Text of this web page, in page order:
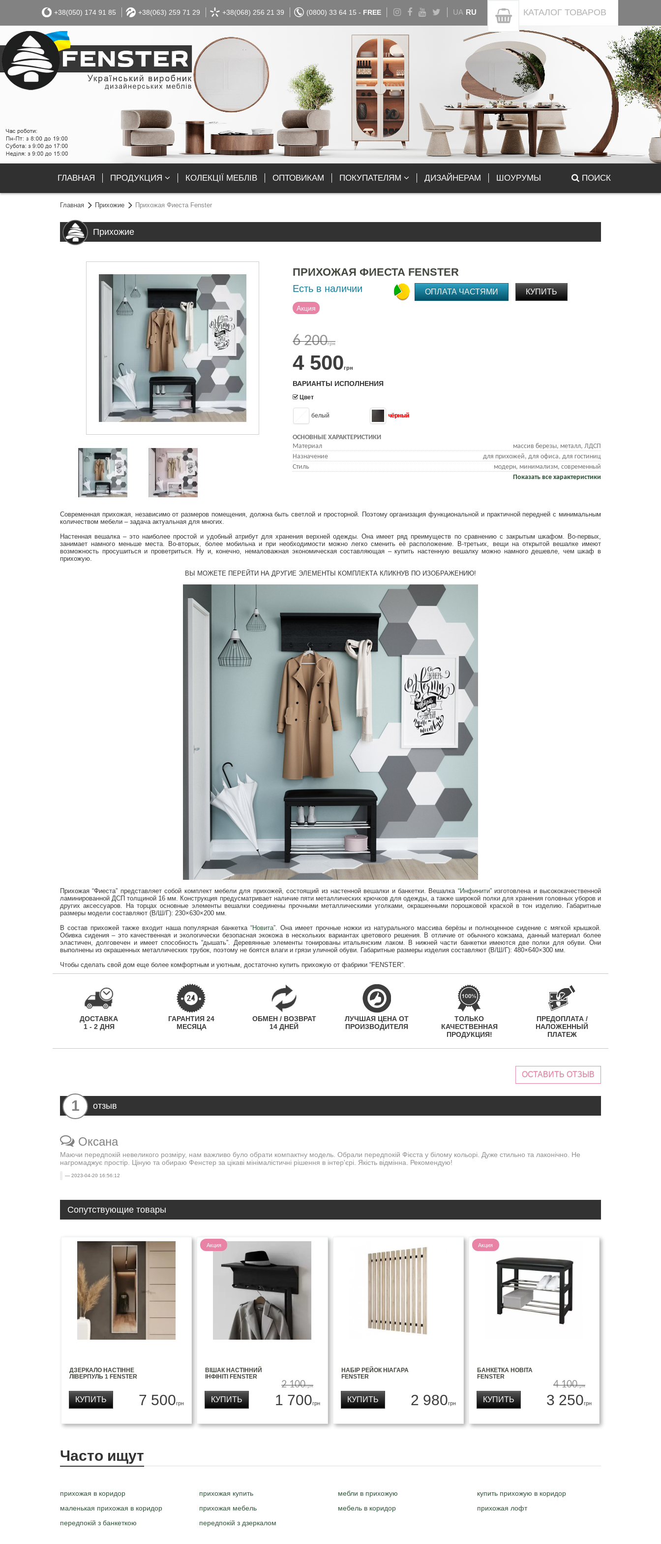
+38(050) 174 91 85 +38(063) 259 71 29 +38(068) 256 21 39 (0800) 33 64 15 - FREE UA RU КАТАЛОГ ТОВАРОВ
ГЛАВНАЯ ПРОДУКЦИЯ КОЛЕКЦІЇ МЕБЛІВ ОПТОВИКАМ ПОКУПАТЕЛЯМ ДИЗАЙНЕРАМ ШОУРУМЫ ПОИСК
Главная Прихожие Прихожая Фиеста Fenster
Прихожие
ПРИХОЖАЯ ФИЕСТА FENSTER
Есть в наличии
Акция
6 200грн
4 500грн
ОПЛАТА ЧАСТЯМИ КУПИТЬ
ВАРИАНТЫ ИСПОЛНЕНИЯ
Цвет
белый чёрный
ОСНОВНЫЕ ХАРАКТЕРИСТИКИ
Материал
массив березы, металл, ЛДСП
Назначение
для прихожей, для офиса, для гостиниц
Стиль
модерн, минимализм, современный
Показать все характеристики
Современная прихожая, независимо от размеров помещения, должна быть светлой и просторной. Поэтому организация функциональной и практичной передней с минимальным
количеством мебели – задача актуальная для многих.
Настенная вешалка – это наиболее простой и удобный атрибут для хранения верхней одежды. Она имеет ряд преимуществ по сравнению с закрытым шкафом. Во-первых,
занимает намного меньше места. Во-вторых, более мобильна и при необходимости можно легко сменить её расположение. В-третьих, вещи на открытой вешалке имеют
возможность просушиться и проветриться. Ну и, конечно, немаловажная экономическая составляющая – купить настенную вешалку можно намного дешевле, чем шкаф в
прихожую.
ВЫ МОЖЕТЕ ПЕРЕЙТИ НА ДРУГИЕ ЭЛЕМЕНТЫ КОМПЛЕКТА КЛИКНУВ ПО ИЗОБРАЖЕНИЮ!
Прихожая “Фиеста” представляет собой комплект мебели для прихожей, состоящий из настенной вешалки и банкетки. Вешалка “Инфинити” изготовлена и высококачественной
ламинированной ДСП толщиной 16 мм. Конструкция предусматривает наличие пяти металлических крючков для одежды, а также широкой полки для хранения головных уборов и
других аксессуаров. На торцах основные элементы вешалки соединены прочными металлическими уголками, окрашенными порошковой краской в тон изделию. Габаритные
размеры модели составляют (В/Ш/Г): 230×630×200 мм.
В состав прихожей также входит наша популярная банкетка“Новита”. Она имеет прочные ножки из натурального массива берёзы и полноценное сидение с мягкой крышкой.
Обивка сидения – это качественная и экологически безопасная экокожа в нескольких вариантах цветового решения. В отличие от обычного кожзама, данный материал более
эластичен, долговечен и имеет способность “дышать”. Деревянные элементы тонированы итальянским лаком. В нижней части банкетки имеются две полки для обуви. Они
выполнены из окрашенных металлических трубок, поэтому не боятся влаги и грязи уличной обуви. Габаритные размеры изделия составляют (В/Ш/Г): 480×640×300 мм.
Чтобы сделать свой дом еще более комфортным и уютным, достаточно купить прихожую от фабрики “FENSTER”.
ДОСТАВКА
1 - 2 ДНЯ
ГАРАНТИЯ 24
МЕСЯЦА
ОБМЕН / ВОЗВРАТ
14 ДНЕЙ
ЛУЧШАЯ ЦЕНА ОТ
ПРОИЗВОДИТЕЛЯ
ТОЛЬКО
КАЧЕСТВЕННАЯ
ПРОДУКЦИЯ!
ПРЕДОПЛАТА /
НАЛОЖЕННЫЙ
ПЛАТЕЖ
ОСТАВИТЬ ОТЗЫВ
1 отзыв
Оксана
Маючи передпокій невеликого розміру, нам важливо було обрати компактну модель. Обрали передпокій Фієста у білому кольорі. Дуже стильно та лаконічно. Не
нагромаджує простір. Ціную та обираю Фенстер за цікаві мінімалістичні рішення в інтер'єрі. Якість відмінна. Рекомендую!
2023-04-20 16:56:12
Сопутствующие товары
ДЗЕРКАЛО НАСТІННЕ
ЛІВЕРПУЛЬ 1 FENSTER
7 500грн
КУПИТЬ
Акция
ВІШАК НАСТІННИЙ
ІНФІНІТІ FENSTER
2 100грн
1 700грн
КУПИТЬ
НАБІР РЕЙОК НІАГАРА
FENSTER
2 980грн
КУПИТЬ
Акция
БАНКЕТКА НОВІТА
FENSTER
4 100грн
3 250грн
КУПИТЬ
Часто ищут
прихожая в коридор прихожая купить мебли в прихожую
купить прихожую в коридор
маленькая прихожая в коридор
прихожая мебель мебель в коридор
прихожая лофт
передпокій з банкеткою
передпокій з дзеркалом